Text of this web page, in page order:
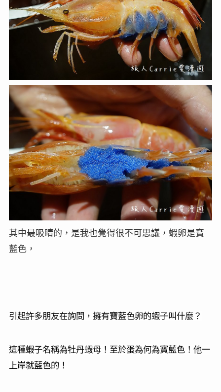
其中最吸睛的，是我也覺得很不可思議，蝦卵是寶
藍色，
引起許多朋友在詢問，擁有寶藍色卵的蝦子叫什麼？
這種蝦子名稱為牡丹蝦母！至於蛋為何為寶藍色！他一
上岸就藍色的！